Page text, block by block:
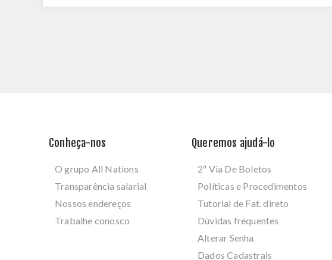
Conheça-nos
O grupo All Nations
Transparência salarial
Nossos endereços
Trabalhe conosco
Queremos ajudá-lo
2ª Via De Boletos
Políticas e Procedimentos
Tutorial de Fat. direto
Dúvidas frequentes
Alterar Senha
Dados Cadastrais